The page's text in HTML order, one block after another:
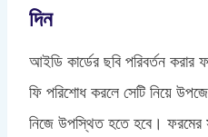
দিন
আইডি কার্ডের ছবি পরিবর্তন
ফি পরিশোধ করলে সেটি নিয়ে
নিজে উপস্থিত হতে হবে। ফরমের